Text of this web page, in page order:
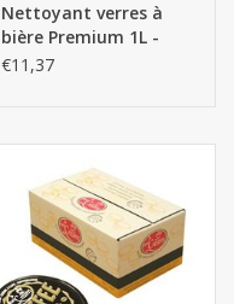
Nettoyant verres à
bière Premium 1L -
Becher
€11,37